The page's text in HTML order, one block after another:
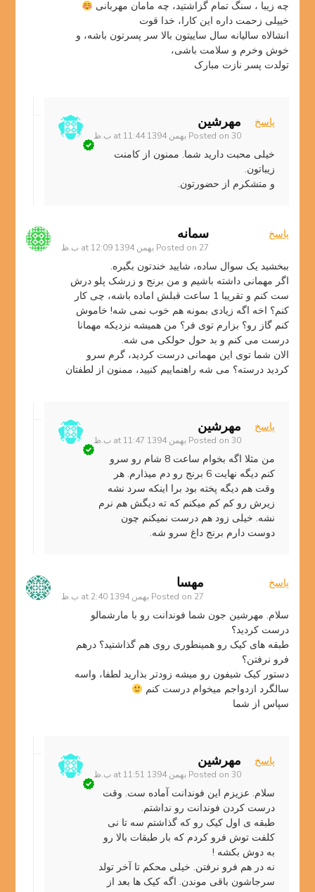
چه زیبا ، سنگ تمام گزاشتید، چه مامان مهربانی
خییلی زحمت داره این کارا، خدا قوت
انشالاه سالیانه سال ساییتون بالا سر پسرتون باشه، و
خوش وخرم و سلامت باشی،
تولدت پسر نازت مبارک
مهرشین
Posted on 30 بهمن 1394 at 11:44 ب.ظ
پاسخ
خیلی محبت دارید شما. ممنون از کامنت
زیباتون.
و متشکرم از حضورتون.
سمانه
Posted on 27 بهمن 1394 at 12:09 ب.ظ
پاسخ
ببخشید یک سوال ساده، شایید خندتون بگیره.
اگر مهمانی داشته باشیم و من برنج و زرشک پلو درش
ست کنم و تقریبا 1 ساعت قبلش اماده باشه، چی کار
کنم؟ اخه اگه زیادی بمونه هم خوب نمی شه! خاموش
کنم گاز رو؟ بزارم توی فر؟ من همیشه نزدیکه مهمانا
درست می کنم و بد حول حولکی می شه.
الان شما توی این مهمانی درست کردید، گرم سرو
کردید درسته؟ می شه راهنماییم کنیید، ممنون از لطفتان
مهرشین
Posted on 30 بهمن 1394 at 11:47 ب.ظ
پاسخ
من مثلا اگه بخوام ساعت 8 شام رو سرو
کنم دیگه نهایت 6 برنج رو دم میذارم. هر
وقت هم دیگه پخته بود برا اینکه سرد نشه
زیرش رو کم کم میکنم که ته دیگش هم نرم
نشه. خیلی زود هم درست نمیکنم چون
دوست دارم برنج داغ سرو شه.
مهسا
Posted on 27 بهمن 1394 at 2:40 ب.ظ
پاسخ
سلام. مهرشین جون شما فوندانت رو با مارشمالو
درست کردید؟
طبقه های کیک رو همینطوری روی هم گذاشتید؟ درهم
فرو نرفتن؟
دستور کیک شیفون رو میشه زودتر بذارید لطفا، واسه
سالگرد ازدواجم میخوام درست کنم
سپاس از شما
مهرشین
Posted on 30 بهمن 1394 at 11:51 ب.ظ
پاسخ
سلام. عزیزم این فوندانت آماده ست. وقت
درست کردن فوندانت رو نداشتم.
طبقه ی اول کیک رو که گذاشتم سه تا نی
کلفت توش فرو کردم که بار طبقات بالا رو
به دوش بکشه !
نه در هم فرو نرفتن. خیلی محکم تا آخر تولد
سرجاشون باقی موندن. اگه کیک ها بعد از